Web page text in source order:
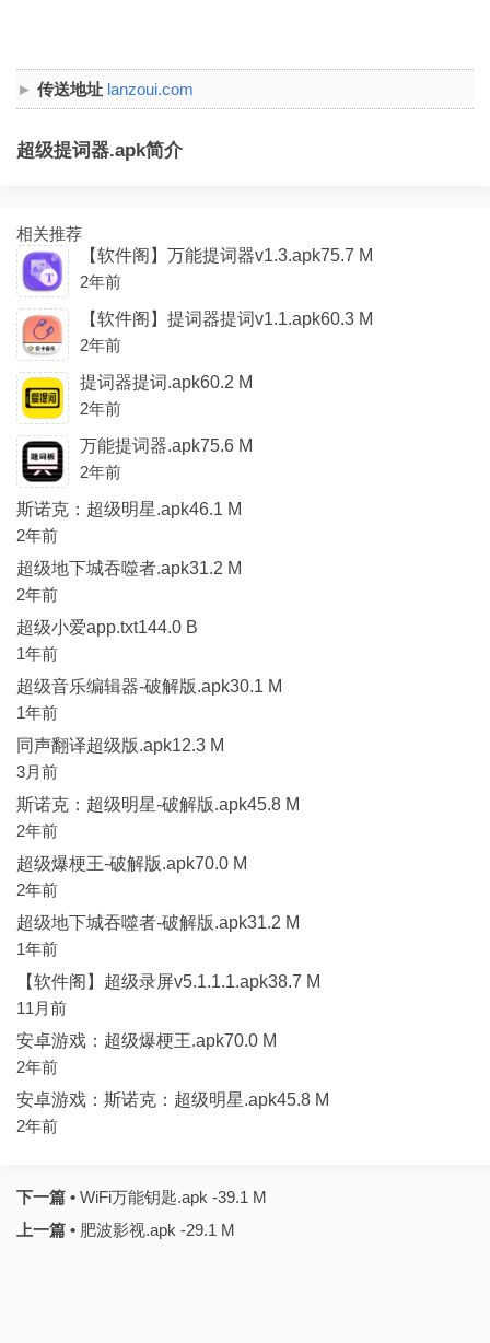
传送地址 lanzoui.com
超级提词器.apk简介
相关推荐
【软件阁】万能提词器v1.3.apk75.7 M
2年前
【软件阁】提词器提词v1.1.apk60.3 M
2年前
提词器提词.apk60.2 M
2年前
万能提词器.apk75.6 M
2年前
斯诺克：超级明星.apk46.1 M
2年前
超级地下城吞噬者.apk31.2 M
2年前
超级小爱app.txt144.0 B
1年前
超级音乐编辑器-破解版.apk30.1 M
1年前
同声翻译超级版.apk12.3 M
3月前
斯诺克：超级明星-破解版.apk45.8 M
2年前
超级爆梗王-破解版.apk70.0 M
2年前
超级地下城吞噬者-破解版.apk31.2 M
1年前
【软件阁】超级录屏v5.1.1.1.apk38.7 M
11月前
安卓游戏：超级爆梗王.apk70.0 M
2年前
安卓游戏：斯诺克：超级明星.apk45.8 M
2年前
下一篇 • WiFi万能钥匙.apk -39.1 M
上一篇 • 肥波影视.apk -29.1 M